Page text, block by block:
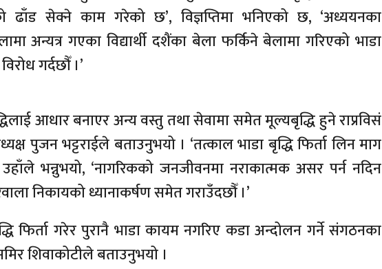
ढाँड सेक्ने काम गरेको छ’, विज्ञप्तिमा भनिएको छ, ‘अध्ययनका
अन्यत्र गएका विद्यार्थी दशैंका बेला फर्किने बेलामा गरिएको भाडा
गर्दछौँ ।’
आधार बनाएर अन्य वस्तु तथा सेवामा समेत मूल्यबृद्धि हुने राप्रविसं
पुजन भट्टराईले बताउनुभयो । ‘तत्काल भाडा बृद्धि फिर्ता लिन माग
उहाँले भन्नुभयो, ‘नागरिकको जनजीवनमा नराकात्मक असर पर्न नदिन
निकायको ध्यानाकर्षण समेत गराउँदछौँ ।’
फिर्ता गरेर पुरानै भाडा कायम नगरिए कडा अन्दोलन गर्ने संगठनका
शिवाकोटीले बताउनुभयो ।